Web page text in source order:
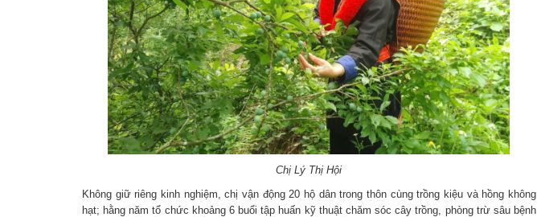
Chị Lý Thị Hội
Không giữ riêng kinh nghiệm, chị vận động 20 hộ dân trong thôn cùng trồng kiệu và hồng không
hạt; hằng năm tổ chức khoảng 6 buổi tập huấn kỹ thuật chăm sóc cây trồng, phòng trừ sâu bệnh